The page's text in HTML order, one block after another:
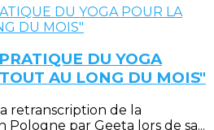
DU YOGA
AU LONG DU MOIS"
retranscription de la
par Geeta lors de sa...